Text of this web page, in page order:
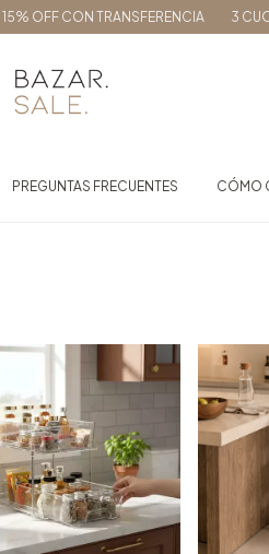
CON TRANSFERENCIA 3 CUOTAS SIN
PREGUNTAS FRECUENTES CÓMO